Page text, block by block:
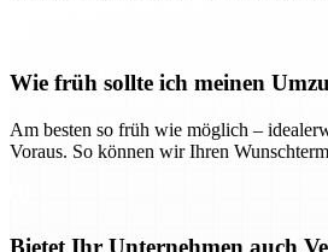
Wie früh sollte ich meinen
Am besten so früh wie möglich –
Voraus. So können wir Ihren
Bietet Ihr Unternehmen auch